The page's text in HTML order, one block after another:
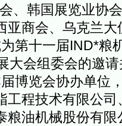
、韩国展览业协
亚商会、乌克兰大
第十一届IND*粮
大会组委会的邀
博览会协办单位
工程技术有限公
粮油机械股份有